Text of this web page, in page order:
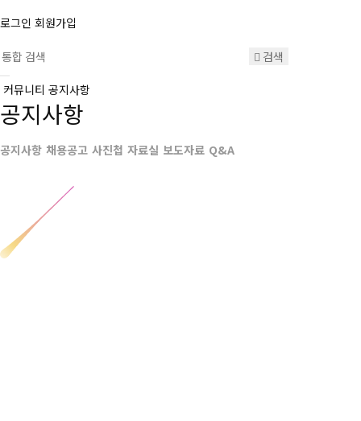
로그인 회원가입
검색
커뮤니티 공지사항
공지사항
공지사항 채용공고 사진첩 자료실 보도자료 Q&A